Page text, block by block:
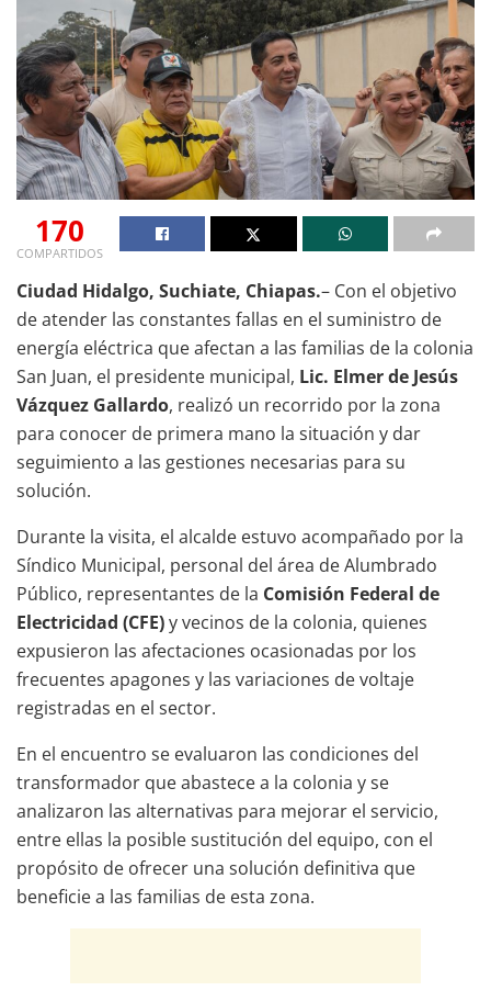
170
COMPARTIDOS
Ciudad Hidalgo, Suchiate, Chiapas.– Con el objetivo
de atender las constantes fallas en el suministro de
energía eléctrica que afectan a las familias de la colonia
San Juan, el presidente municipal, Lic. Elmer de Jesús
Vázquez Gallardo, realizó un recorrido por la zona
para conocer de primera mano la situación y dar
seguimiento a las gestiones necesarias para su
solución.
Durante la visita, el alcalde estuvo acompañado por la
Síndico Municipal, personal del área de Alumbrado
Público, representantes de la Comisión Federal de
Electricidad (CFE)y vecinos de la colonia, quienes
expusieron las afectaciones ocasionadas por los
frecuentes apagones y las variaciones de voltaje
registradas en el sector.
En el encuentro se evaluaron las condiciones del
transformador que abastece a la colonia y se
analizaron las alternativas para mejorar el servicio,
entre ellas la posible sustitución del equipo, con el
propósito de ofrecer una solución definitiva que
beneficie a las familias de esta zona.